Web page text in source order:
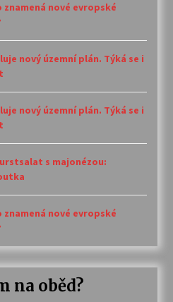
znamená nové evropské
nový územní plán. Týká se i
nový územní plán. Týká se i
s majonézou:
znamená nové evropské
na oběd?